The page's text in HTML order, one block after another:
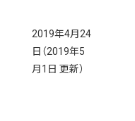
2019年4月24
日 （2019年5
月1日 更新）